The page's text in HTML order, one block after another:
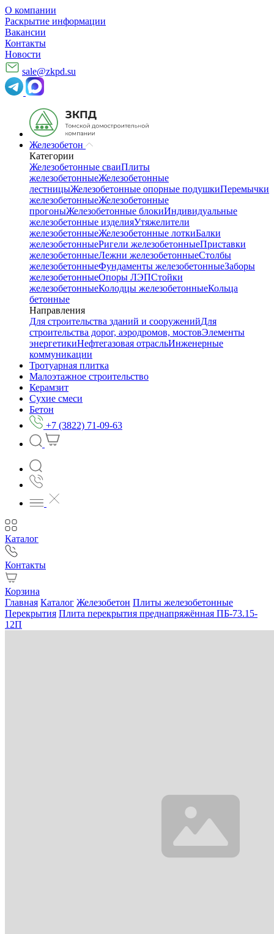
О компании
Раскрытие информации
Вакансии
Контакты
Новости
sale@zkpd.su
Железобетон
Категории
Железобетонные сваиПлиты
железобетонныеЖелезобетонные
лестницыЖелезобетонные опорные подушкиПеремычки
железобетонныеЖелезобетонные
прогоныЖелезобетонные блокиИндивидуальные
железобетонные изделияУтяжелители
железобетонныеЖелезобетонные лоткиБалки
железобетонныеРигели железобетонныеПриставки
железобетонныеЛежни железобетонныеСтолбы
железобетонныеФундаменты железобетонныеЗаборы
железобетонныеОпоры ЛЭПСтойки
железобетонныеКолодцы железобетонныеКольца
бетонные
Направления
Для строительства зданий и сооруженийДля
строительства дорог, аэродромов, мостовЭлементы
энергетикиНефтегазовая отрасльИнженерные
коммуникации
Тротуарная плитка
Малоэтажное строительство
Керамзит
Сухие смеси
Бетон
+7 (3822) 71-09-63
Каталог
Контакты
Корзина
Главная Каталог Железобетон Плиты железобетонные
Перекрытия Плита перекрытия преднапряжённая ПБ-73.15-
12П